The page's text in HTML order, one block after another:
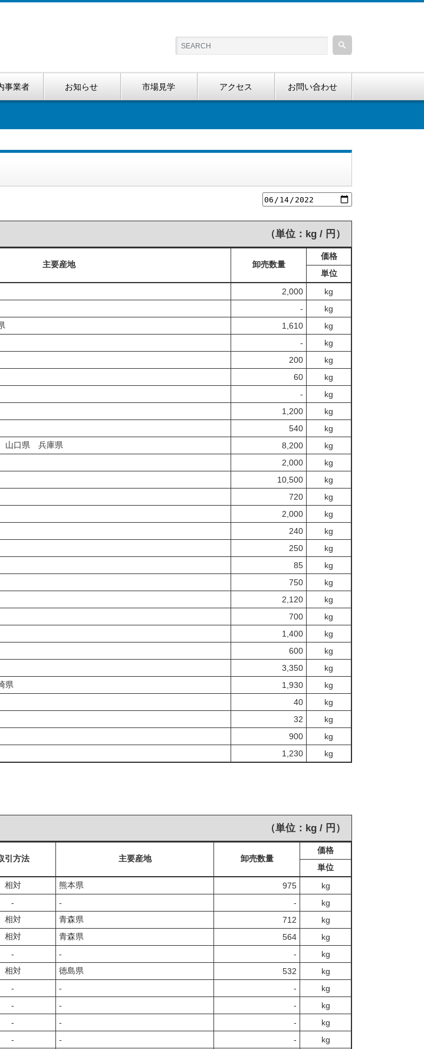
事業者 お知らせ 市場見学 アクセス お問い合わせ
（単位：kg / 円）
主要産地 卸売数量
価格
単位
2,000
kg
‐
kg
1,610
kg
‐
kg
200
kg
60
kg
‐
kg
1,200
kg
540
kg
口県 兵庫県 8,200
kg
2,000
kg
10,500
kg
720
kg
2,000
kg
240
kg
250
kg
85
kg
750
kg
2,120
kg
700
kg
1,400
kg
600
kg
3,350
kg
県 1,930
kg
40
kg
32
kg
900
kg
1,230 kg
（単位：kg / 円）
引方法 主要産地 卸売数量
価格
単位
相対 熊本県 975
kg
‐ ‐ ‐
kg
相対 青森県 712
kg
相対 青森県 564
kg
‐ ‐ ‐
kg
相対 徳島県 532
kg
‐ ‐ ‐
kg
‐ ‐ ‐
kg
‐ ‐ ‐
kg
‐ ‐ ‐
kg